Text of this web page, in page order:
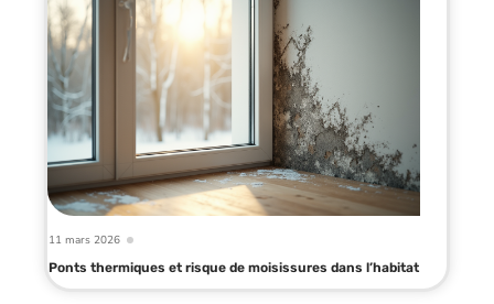
11 mars 2026
Ponts thermiques et risque de moisissures dans l’habitat